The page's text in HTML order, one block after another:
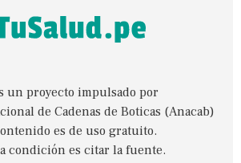
un proyecto impulsado por
de Cadenas de Boticas (Anacab)
es de uso gratuito.
condición es citar la fuente.